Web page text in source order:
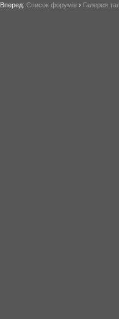
Вперед: Список форумів › Галерея